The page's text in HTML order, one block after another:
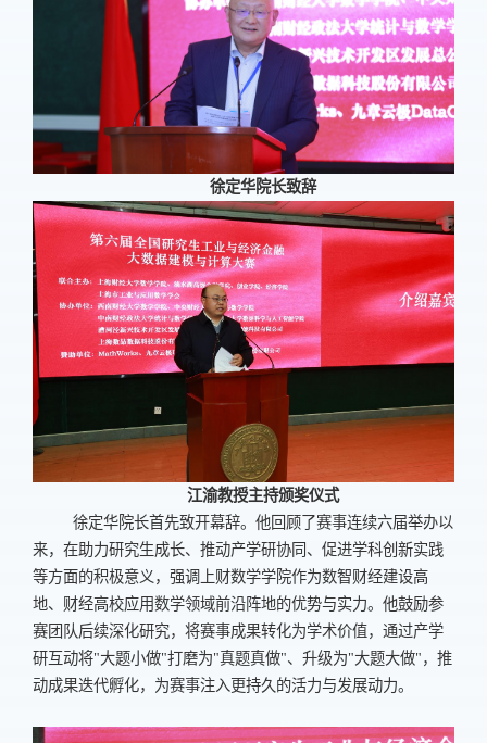
徐定华院长致辞
江渝教授主持颁奖仪式
徐定华院长首先致开幕辞。他回顾了赛事连续六届举办以
来，在助力研究生成长、推动产学研协同、促进学科创新实践
等方面的积极意义，强调上财数学学院作为数智财经建设高
地、财经高校应用数学领域前沿阵地的优势与实力。他鼓励参
赛团队后续深化研究，将赛事成果转化为学术价值，通过产学
研互动将"大题小做"打磨为"真题真做"、升级为"大题大做"，推
动成果迭代孵化，为赛事注入更持久的活力与发展动力。